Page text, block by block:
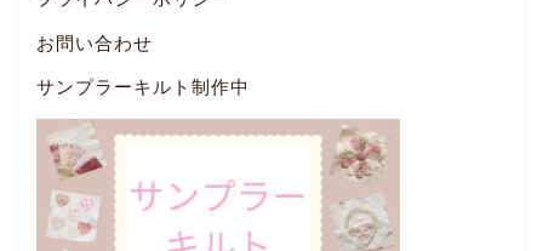
お問い合わせ
サンプラーキルト制作中